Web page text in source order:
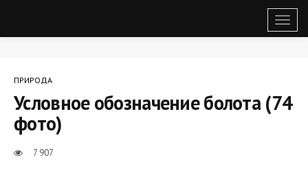
меню
ПРИРОДА
Условное обозначение болота (74
фото)
7 907